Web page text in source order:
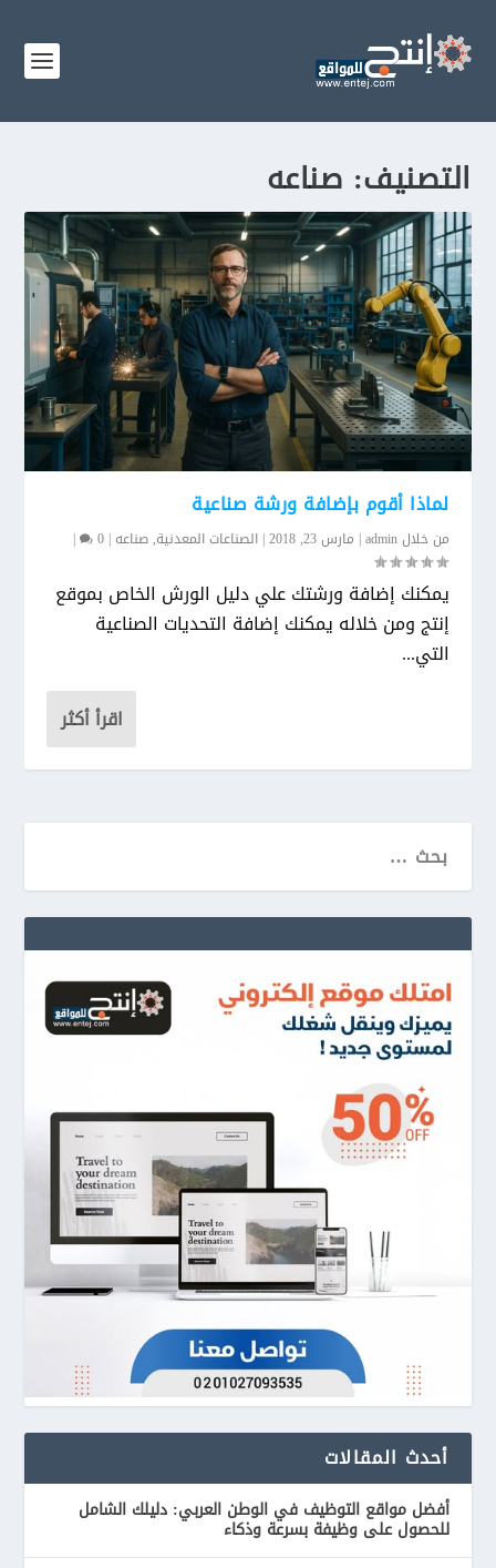
التصنيف: صناعه
لماذا أقوم بإضافة ورشة صناعية
من خلالadmin
| مارس 23, 2018 |الصناعات المعدنية,صناعه |
0
|
يمكنك إضافة ورشتك علي دليل الورش الخاص بموقع
إنتج ومن خلاله يمكنك إضافة التحديات الصناعية
التي...
اقرأ أكثر
أحدث المقالات
أفضل مواقع التوظيف في الوطن العربي: دليلك الشامل
للحصول على وظيفة بسرعة وذكاء